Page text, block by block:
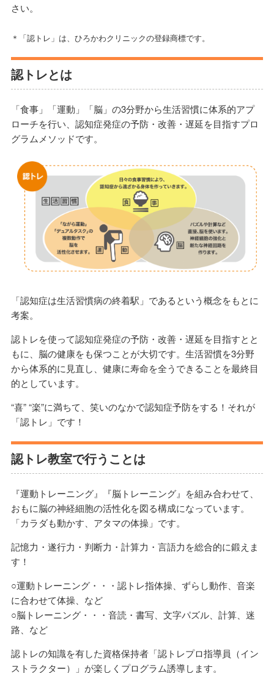
さい。
＊「認トレ」は、ひろかわクリニックの登録商標です。
認トレとは
「食事」「運動」「脳」の3分野から生活習慣に体系的アプ
ローチを行い、認知症発症の予防・改善・遅延を目指すプロ
グラムメソッドです。
「認知症は生活習慣病の終着駅」であるという概念をもとに
考案。
認トレを使って認知症発症の予防・改善・遅延を目指すとと
もに、脳の健康をも保つことが大切です。生活習慣を3分野
から体系的に見直し、健康に寿命を全うできることを最終目
的としています。
“喜” “楽”に満ちて、笑いのなかで認知症予防をする！それが
「認トレ」です！
認トレ教室で行うことは
『運動トレーニング』『脳トレーニング』を組み合わせて、
おもに脳の神経細胞の活性化を図る構成になっています。
「カラダも動かす、アタマの体操」です。
記憶力・遂行力・判断力・計算力・言語力を総合的に鍛えま
す！
○運動トレーニング・・・認トレ指体操、ずらし動作、音楽
に合わせて体操、など
○脳トレーニング・・・音読・書写、文字パズル、計算、迷
路、など
認トレの知識を有した資格保持者「認トレプロ指導員（イン
ストラクター）」が楽しくプログラム誘導します。